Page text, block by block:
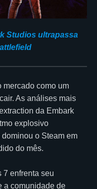
Studios ultrapassa
mercado como um
As análises mais
da Embark
explosivo
o Steam em
do mês.
7 enfrenta seu
a comunidade de